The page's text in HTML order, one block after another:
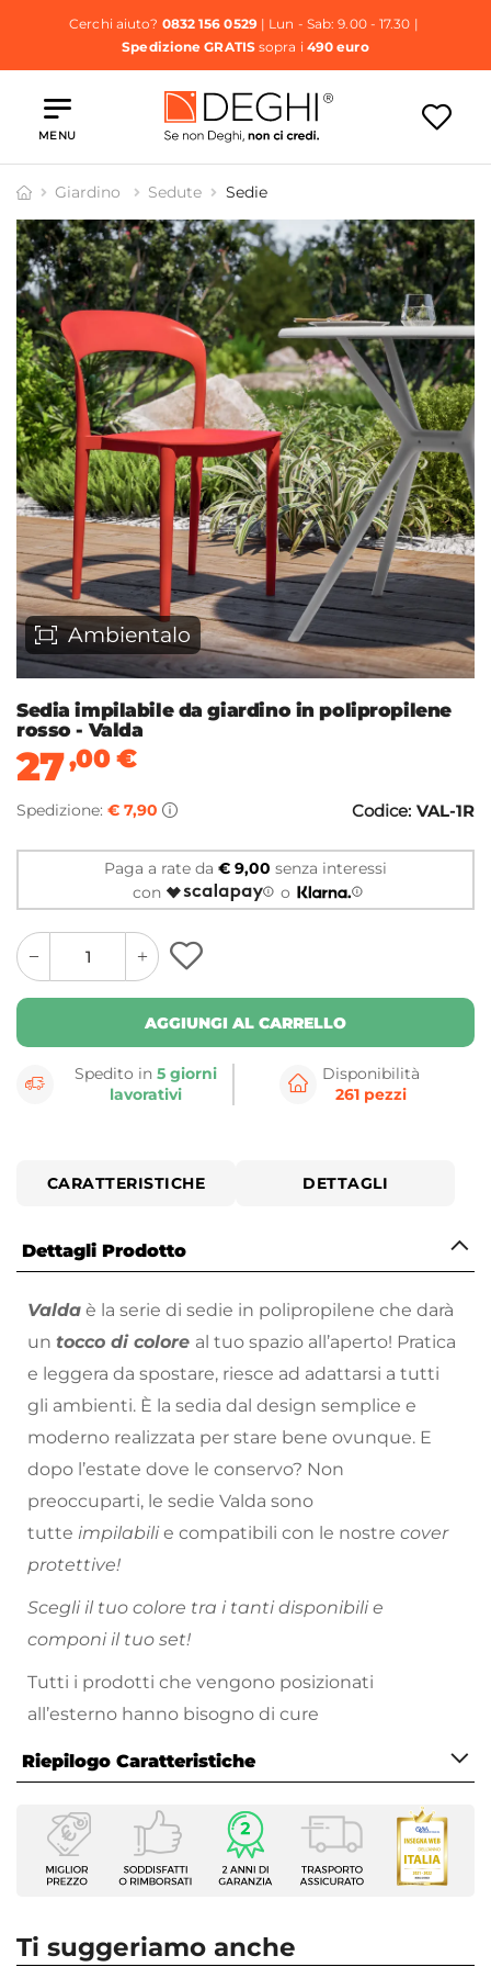
Cerchi aiuto? 0832 156 0529| Lun - Sab: 9.00 - 17.30 |
Spedizione GRATISsopra i 490 euro
MENU
Giardino Sedute Sedie
Ambientalo
Sedia impilabile da giardino in polipropilene
rosso - Valda
27,00€
Spedizione: € 7,90 Codice: VAL-1R
Paga a rate da € 9,00 senza interessi
con
o
quantity
button
quantity
minus
button
AGGIUNGI AL CARRELLO
Spedito in5 giorni
lavorativi
Disponibilità
261 pezzi
CARATTERISTICHE DETTAGLI
Dettagli Prodotto
Valda è la serie di sedie in polipropilene che darà
un tocco di colore al tuo spazio all’aperto! Pratica
e leggera da spostare, riesce ad adattarsi a tutti
gli ambienti. È la sedia dal design semplice e
moderno realizzata per stare bene ovunque. E
dopo l’estate dove le conservo? Non
preoccuparti, le sedie Valda sono
tutte impilabilie compatibili con le nostre cover
protettive!
Scegli il tuo colore tra i tanti disponibili e
componi il tuo set!
Tutti i prodotti che vengono posizionati
all’esterno hanno bisogno di cure
esterno, evitando l’esposizione a pioggia, raggi
solari e intemperie. Metti l’arredo al riparo sotto
una copertura, oppure utilizza gliappositi
dispositivi per la curae la manutenzione come
plastica non specifici, perché potrebbero
Riepilogo Caratteristiche
Caratteristiche
Tipologia
Sedia da giardino
Ti suggeriamo anche